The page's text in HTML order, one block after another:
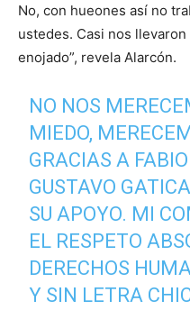
No, con hueones así no
ustedes. Casi nos
enojado”, revela Alarcón.
NO NOS
MIEDO,
GRACIAS A
GUSTAVO
SU APOYO. MI
EL RESPETO
DERECHOS
Y SIN LETRA